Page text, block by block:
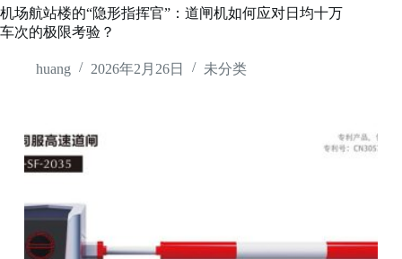
机场航站楼的“隐形指挥官”：道闸机如何应对日均十万
车次的极限考验？
huang 2026年2月26日 未分类